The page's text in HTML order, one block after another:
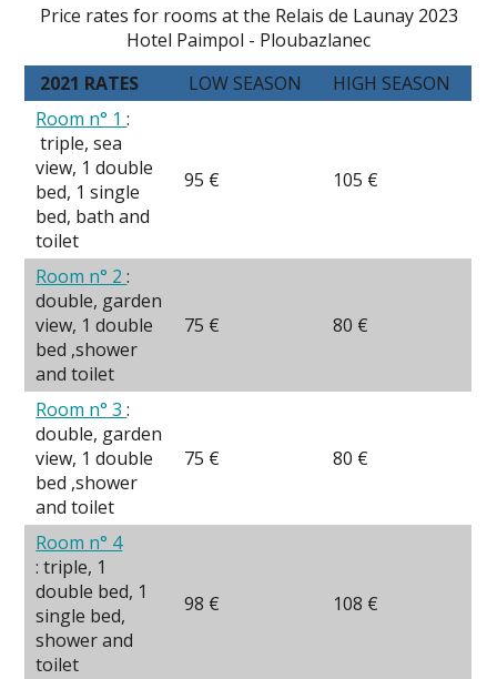
Price rates for rooms at the Relais de Launay 2023
Hotel Paimpol - Ploubazlanec
2021 RATES
LOW SEASON
HIGH SEASON
Room n° 1:
triple, sea
view, 1 double
bed, 1 single
bed, bath and
toilet
95 € 105 €
Room n° 2:
double, garden
view, 1 double
bed ,shower
and toilet
75 € 80 €
Room n° 3:
double, garden
view, 1 double
bed ,shower
and toilet
75 € 80 €
Room n° 4
: triple, 1
double bed, 1
single bed,
shower and
toilet
98 € 108 €